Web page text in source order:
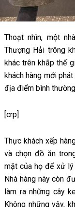
Thoạt nhìn, một
Thượng Hải trông
khác trên khắp thế
khách hàng mới
địa điểm bình
[crp]
Thực khách xếp
và chọn đồ ăn
mặt của họ để xử lý
Nhà hàng này còn
làm ra những cây
Không những vậy,